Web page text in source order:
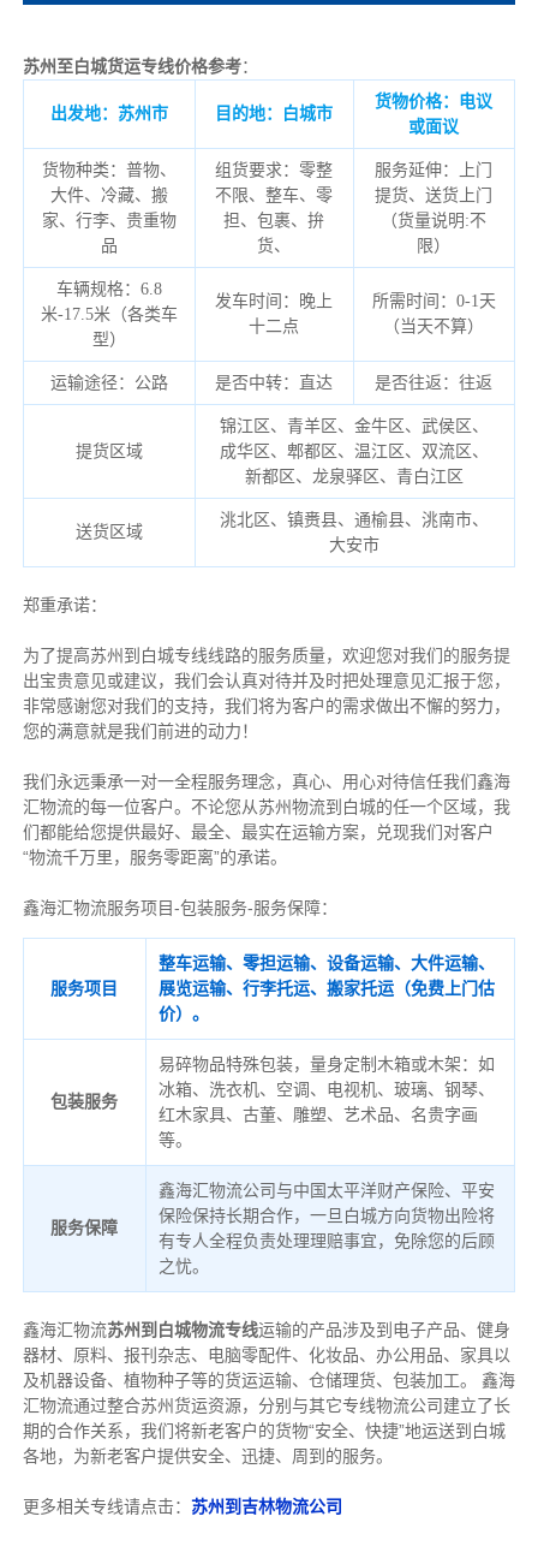
苏州至白城货运专线价格参考：
出发地：苏州市 目的地：白城市
货物价格：电议
或面议
货物种类：普物、
大件、冷藏、搬
家、行李、贵重物
品
组货要求：零整
不限、整车、零
担、包裹、拚
货、
服务延伸：上门
提货、送货上门
（货量说明:不
限）
车辆规格：6.8
米-17.5米（各类车
型）
发车时间：晚上
十二点
所需时间：0-1天
（当天不算）
运输途径：公路 是否中转：直达 是否往返：往返
提货区域
锦江区、青羊区、金牛区、武侯区、
成华区、郫都区、温江区、双流区、
新都区、龙泉驿区、青白江区
送货区域
洮北区、镇赉县、通榆县、洮南市、
大安市
郑重承诺：
为了提高苏州到白城专线线路的服务质量，欢迎您对我们的服务提
出宝贵意见或建议，我们会认真对待并及时把处理意见汇报于您，
非常感谢您对我们的支持，我们将为客户的需求做出不懈的努力，
您的满意就是我们前进的动力！
我们永远秉承一对一全程服务理念，真心、用心对待信任我们鑫海
汇物流的每一位客户。不论您从苏州物流到白城的任一个区域，我
们都能给您提供最好、最全、最实在运输方案，兑现我们对客户
“物流千万里，服务零距离”的承诺。
鑫海汇物流服务项目-包装服务-服务保障：
服务项目
整车运输、零担运输、设备运输、大件运输、
展览运输、行李托运、搬家托运（免费上门估
价）。
包装服务
易碎物品特殊包装，量身定制木箱或木架：如
冰箱、洗衣机、空调、电视机、玻璃、钢琴、
红木家具、古董、雕塑、艺术品、名贵字画
等。
服务保障
鑫海汇物流公司与中国太平洋财产保险、平安
保险保持长期合作，一旦白城方向货物出险将
有专人全程负责处理理赔事宜，免除您的后顾
之忧。
鑫海汇物流苏州到白城物流专线运输的产品涉及到电子产品、健身
器材、原料、报刊杂志、电脑零配件、化妆品、办公用品、家具以
及机器设备、植物种子等的货运运输、仓储理货、包装加工。 鑫海
汇物流通过整合苏州货运资源，分别与其它专线物流公司建立了长
期的合作关系，我们将新老客户的货物“安全、快捷”地运送到白城
各地，为新老客户提供安全、迅捷、周到的服务。
更多相关专线请点击： 苏州到吉林物流公司